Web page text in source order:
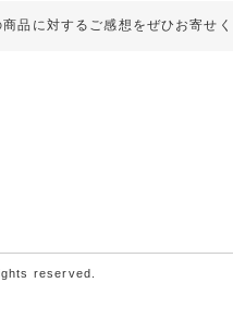
商品に対するご感想をぜひお寄せ
reserved.